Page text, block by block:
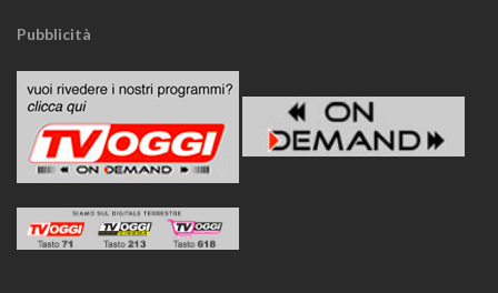
Pubblicità